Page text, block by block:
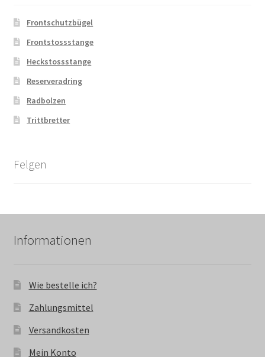
Frontschutzbügel
Frontstossstange
Heckstossstange
Reserveradring
Radbolzen
Trittbretter
Felgen
Informationen
Wie bestelle ich?
Zahlungsmittel
Versandkosten
Mein Konto